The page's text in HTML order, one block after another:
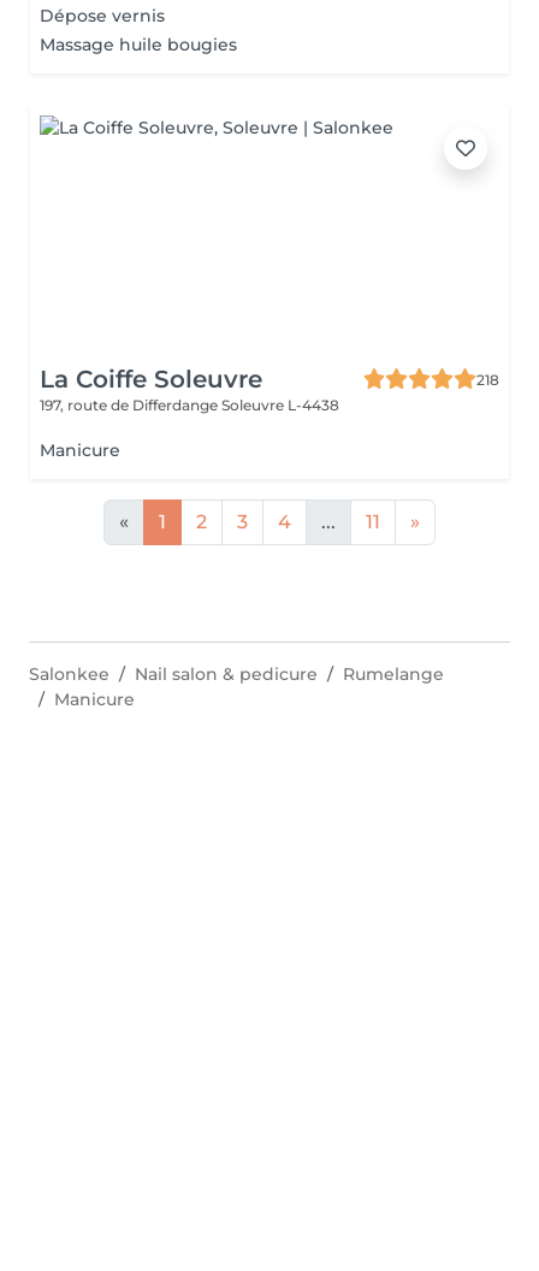
Dépose vernis
Massage huile bougies
La Coiffe Soleuvre
218
197, route de Differdange Soleuvre L-4438
Manicure
« 1 2 3 4 ... 11 »
Salonkee Nail salon & pedicure
Rumelange
Manicure